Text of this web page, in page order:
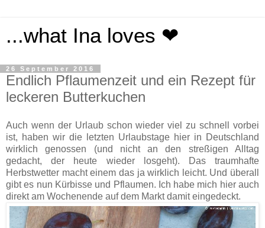
...what Ina loves ❤
26 September 2016
Endlich Pflaumenzeit und ein Rezept für
leckeren Butterkuchen
Auch wenn der Urlaub schon wieder viel zu schnell vorbei
ist, haben wir die letzten Urlaubstage hier in Deutschland
wirklich genossen (und nicht an den streßigen Alltag
gedacht, der heute wieder losgeht). Das traumhafte
Herbstwetter macht einem das ja wirklich leicht. Und überall
gibt es nun Kürbisse und Pflaumen. Ich habe mich hier auch
direkt am Wochenende auf dem Markt damit eingedeckt.